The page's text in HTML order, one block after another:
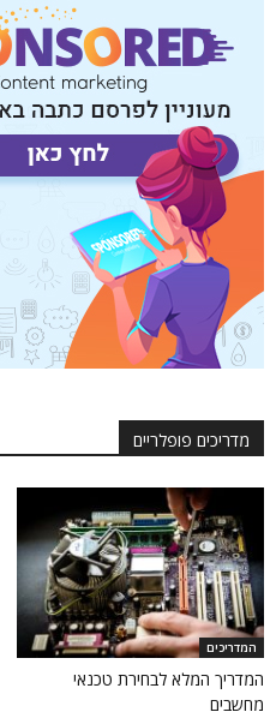
מדריכים פופלריים
המדריכים
המדריך המלא לבחירת טכנאי
מחשבים